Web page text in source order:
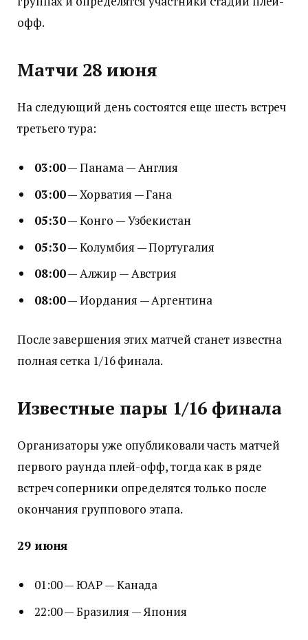
офф.
Матчи 28 июня
На следующий день состоятся еще шесть встреч
третьего тура:
03:00— Панама — Англия
03:00— Хорватия — Гана
05:30— Конго — Узбекистан
05:30— Колумбия — Португалия
08:00— Алжир — Австрия
08:00— Иордания — Аргентина
После завершения этих матчей станет известна
полная сетка 1/16 финала.
Известные пары 1/16 финала
Организаторы уже опубликовали часть матчей
первого раунда плей-офф, тогда как в ряде
встреч соперники определятся только после
окончания группового этапа.
29 июня
01:00 — ЮАР — Канада
22:00 — Бразилия — Япония